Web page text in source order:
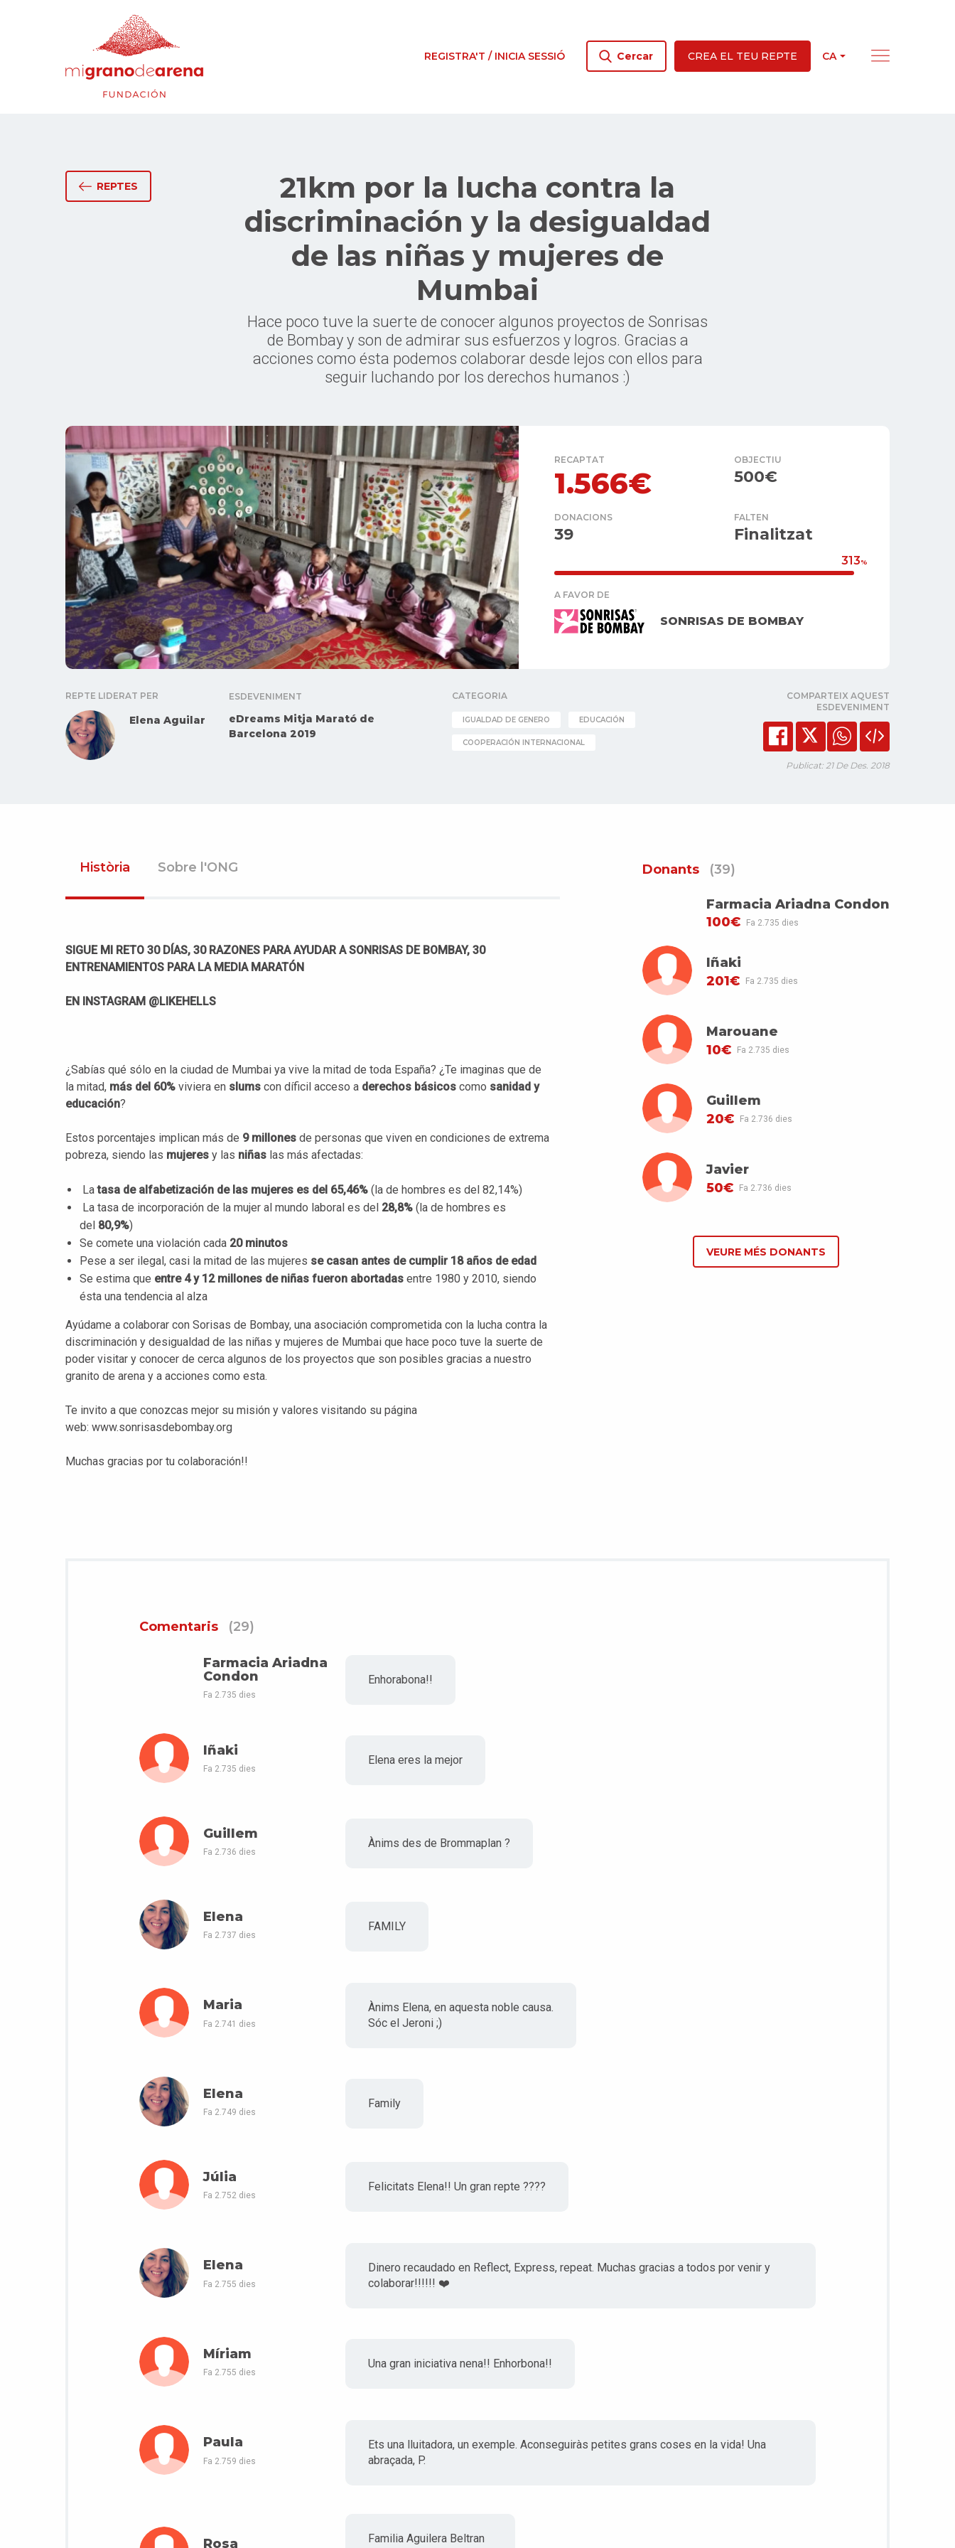
REGISTRA'T / INICIA SESSIÓ Cercar CREA EL TEU REPTE CA
REPTES
21km por la lucha contra la
discriminación y la desigualdad
de las niñas y mujeres de
Mumbai
Hace poco tuve la suerte de conocer algunos proyectos de Sonrisas
de Bombay y son de admirar sus esfuerzos y logros. Gracias a
acciones como ésta podemos colaborar desde lejos con ellos para
seguir luchando por los derechos humanos :)
RECAPTAT
1.566€
OBJECTIU
500€
DONACIONS
39
FALTEN
Finalitzat
313%
A FAVOR DE
SONRISAS DE BOMBAY
REPTE LIDERAT PER
Elena Aguilar
ESDEVENIMENT
eDreams Mitja Marató de
Barcelona 2019
CATEGORIA
IGUALDAD DE GENERO EDUCACIÓN
COOPERACIÓN INTERNACIONAL
COMPARTEIX AQUEST
ESDEVENIMENT
Publicat: 21 De Des. 2018
Història Sobre l'ONG
SIGUE MI RETO 30 DÍAS, 30 RAZONES PARA AYUDAR A SONRISAS DE BOMBAY, 30
ENTRENAMIENTOS PARA LA MEDIA MARATÓN
EN INSTAGRAM @LIKEHELLS
¿Sabías qué sólo en la ciudad de Mumbai ya vive la mitad de toda España? ¿Te imaginas que de
la mitad, más del 60% viviera en slums con díficil acceso a derechos básicos como sanidad y
educación?
Estos porcentajes implican más de 9 millones de personas que viven en condiciones de extrema
pobreza, siendo las mujeres y las niñas las más afectadas:
Latasa de alfabetización de las mujeres es del 65,46% (la de hombres es del 82,14%)
La tasa de incorporación de la mujer al mundo laboral es del 28,8% (la de hombres es
del 80,9%)
Se comete una violación cada 20 minutos
Pese a ser ilegal, casi la mitad de las mujeres se casan antes de cumplir 18 años de edad
Se estima que entre 4 y 12 millones de niñas fueron abortadas entre 1980 y 2010, siendo
ésta una tendencia al alza
Ayúdame a colaborar con Sorisas de Bombay, una asociación comprometida con la lucha contra la
discriminación y desigualdad de las niñas y mujeres de Mumbai que hace poco tuve la suerte de
poder visitar y conocer de cerca algunos de los proyectos que son posibles gracias a nuestro
granito de arena y a acciones como esta.
Te invito a que conozcas mejor su misión y valores visitando su página
web: www.sonrisasdebombay.org
Muchas gracias por tu colaboración!!
Donants (39)
Farmacia Ariadna Condon
100€
Fa 2.735 dies
Iñaki
201€
Fa 2.735 dies
Marouane
10€
Fa 2.735 dies
Guillem
20€
Fa 2.736 dies
Javier
50€
Fa 2.736 dies
VEURE MÉS DONANTS
Comentaris (29)
Farmacia Ariadna
Condon
Fa 2.735 dies
Enhorabona!!
Iñaki
Fa 2.735 dies
Elena eres la mejor
Guillem
Fa 2.736 dies
Ànims des de Brommaplan ?
Elena
Fa 2.737 dies
FAMILY
Maria
Fa 2.741 dies
Ànims Elena, en aquesta noble causa.
Sóc el Jeroni ;)
Elena
Fa 2.749 dies
Family
Júlia
Fa 2.752 dies
Felicitats Elena!! Un gran repte ????
Elena
Fa 2.755 dies
Dinero recaudado en Reflect, Express, repeat. Muchas gracias a todos por venir y
colaborar!!!!!! ❤️
Míriam
Fa 2.755 dies
Una gran iniciativa nena!! Enhorbona!!
Paula
Fa 2.759 dies
Ets una lluitadora, un exemple. Aconseguiràs petites grans coses en la vida! Una
abraçada, P.
Rosa
Familia Aguilera Beltran